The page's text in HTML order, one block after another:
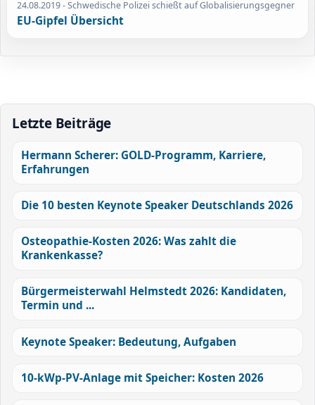
24.08.2019- Schwedische Polizei schießt auf Globalisierungsgegner
EU-Gipfel Übersicht
Letzte Beiträge
Hermann Scherer: GOLD-Programm, Karriere,
Erfahrungen
Die 10 besten Keynote Speaker Deutschlands 2026
Osteopathie-Kosten 2026: Was zahlt die
Krankenkasse?
Bürgermeisterwahl Helmstedt 2026: Kandidaten,
Termin und ...
Keynote Speaker: Bedeutung, Aufgaben
10-kWp-PV-Anlage mit Speicher: Kosten 2026